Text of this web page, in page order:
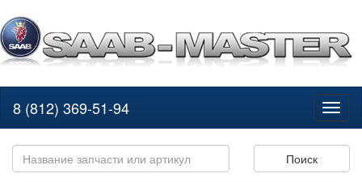
8 (812) 369-51-94
Поиск